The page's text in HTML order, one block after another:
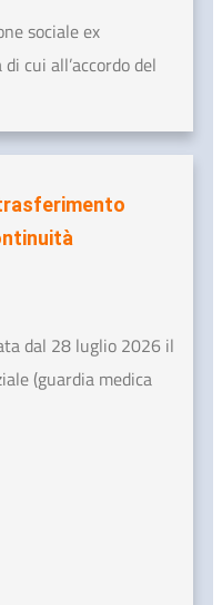
sociale ex
cui all’accordo del
dal 28 luglio 2026 il
(guardia medica